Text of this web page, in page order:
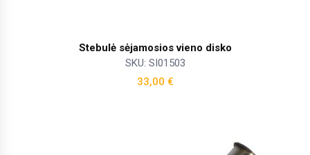
Stebulė sėjamosios vieno disko
SKU: SI01503
33,00 €